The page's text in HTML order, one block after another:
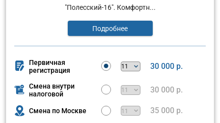
"Полесский-16". Комфортн...
Подробнее
Первичная
регистрация
30 000 р.
Смена внутри
налоговой
30 000 р.
Смена по Москве 35 000 р.